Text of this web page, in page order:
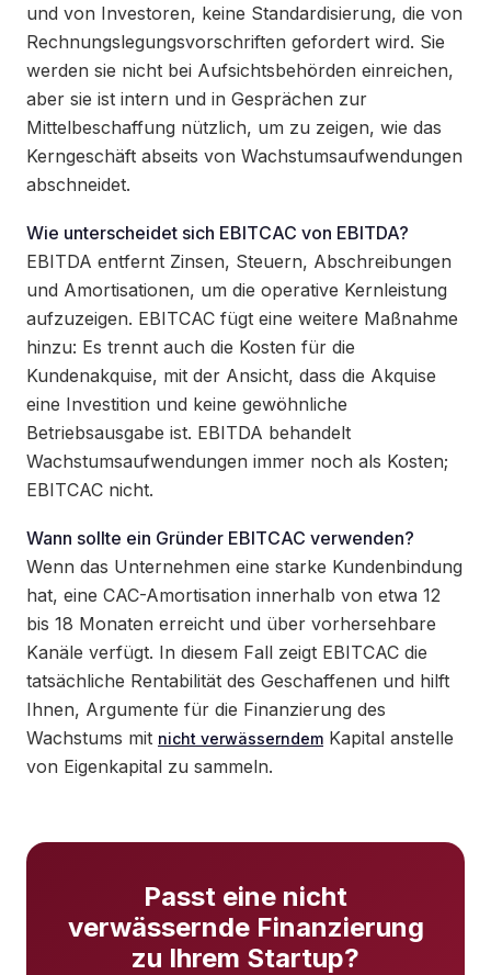
und von Investoren, keine Standardisierung, die von
Rechnungslegungsvorschriften gefordert wird. Sie
werden sie nicht bei Aufsichtsbehörden einreichen,
aber sie ist intern und in Gesprächen zur
Mittelbeschaffung nützlich, um zu zeigen, wie das
Kerngeschäft abseits von Wachstumsaufwendungen
abschneidet.
Wie unterscheidet sich EBITCAC von EBITDA?
EBITDA entfernt Zinsen, Steuern, Abschreibungen
und Amortisationen, um die operative Kernleistung
aufzuzeigen. EBITCAC fügt eine weitere Maßnahme
hinzu: Es trennt auch die Kosten für die
Kundenakquise, mit der Ansicht, dass die Akquise
eine Investition und keine gewöhnliche
Betriebsausgabe ist. EBITDA behandelt
Wachstumsaufwendungen immer noch als Kosten;
EBITCAC nicht.
Wann sollte ein Gründer EBITCAC verwenden?
Wenn das Unternehmen eine starke Kundenbindung
hat, eine CAC-Amortisation innerhalb von etwa 12
bis 18 Monaten erreicht und über vorhersehbare
Kanäle verfügt. In diesem Fall zeigt EBITCAC die
tatsächliche Rentabilität des Geschaffenen und hilft
Ihnen, Argumente für die Finanzierung des
Wachstums mit nicht verwässerndem Kapital anstelle
von Eigenkapital zu sammeln.
Passt eine nicht
verwässernde Finanzierung
zu Ihrem Startup?